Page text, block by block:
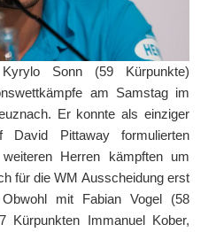
Sonn (59 Kürpunkte)
am Samstag im
Er konnte als einziger
Pittaway formulierten
Herren kämpften um
für die WM Ausscheidung erst
mit Fabian Vogel (58
Kürpunkten Immanuel Kober,